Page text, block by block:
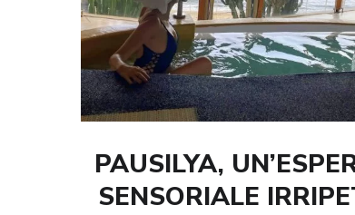
PAUSILYA,
SENSORIALE